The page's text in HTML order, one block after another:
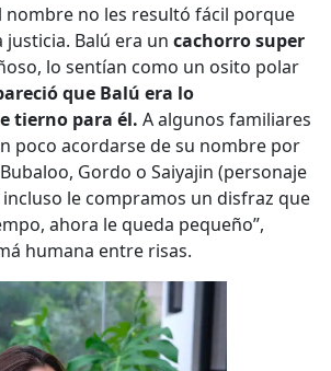
nombre no les resultó fácil porque
Balú era un cachorro super
lo sentían como un osito polar
que Balú era lo
tierno para él. A algunos familiares
poco acordarse de su nombre por
Gordo o Saiyajin (personaje
le compramos un disfraz que
ahora le queda pequeño”,
humana entre risas.